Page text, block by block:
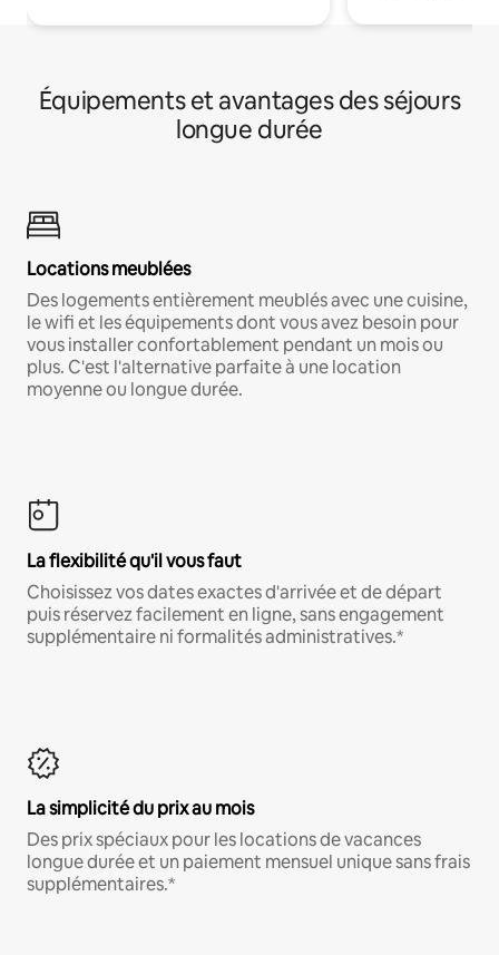
Équipements et avantages des séjours
longue durée
Locations meublées
Des logements entièrement meublés avec une cuisine,
le wifi et les équipements dont vous avez besoin pour
vous installer confortablement pendant un mois ou
plus. C'est l'alternative parfaite à une location
moyenne ou longue durée.
La flexibilité qu'il vous faut
Choisissez vos dates exactes d'arrivée et de départ
puis réservez facilement en ligne, sans engagement
supplémentaire ni formalités administratives.*
La simplicité du prix au mois
Des prix spéciaux pour les locations de vacances
longue durée et un paiement mensuel unique sans frais
supplémentaires.*